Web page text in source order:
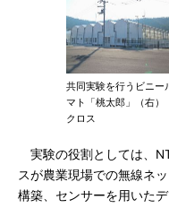
共同実験を行うビニー
マト「桃太郎」（右）
クロス
実験の役割としては、
スが農業現場での無線ネ
構築、センサーを用いた